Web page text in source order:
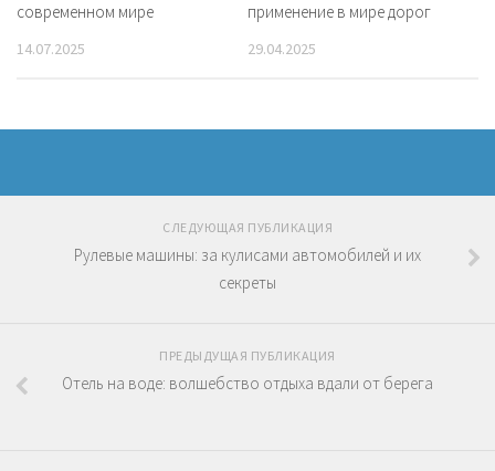
современном мире
14.07.2025
применение в мире дорог
29.04.2025
СЛЕДУЮЩАЯ ПУБЛИКАЦИЯ
Рулевые машины: за кулисами автомобилей и их
секреты
ПРЕДЫДУЩАЯ ПУБЛИКАЦИЯ
Отель на воде: волшебство отдыха вдали от берега